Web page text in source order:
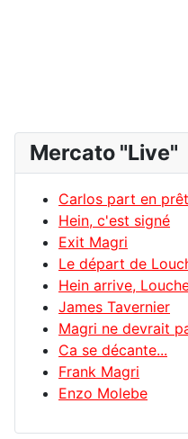
Mercato "Live"
Carlos part en prêt
Hein, c'est signé
Exit Magri
Le départ de
Hein arrive,
James Tavernier
Magri ne devrait
Ca se décante...
Frank Magri
Enzo Molebe